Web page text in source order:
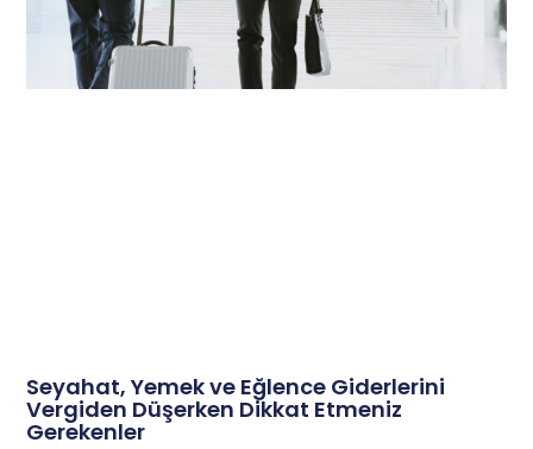
Seyahat, Yemek ve Eğlence Giderlerini
Vergiden Düşerken Dikkat Etmeniz
Gerekenler